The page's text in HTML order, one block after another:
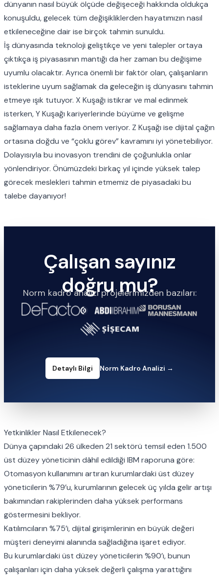
dünyanın nasıl büyük ölçüde değişeceği hakkında oldukça
konuşuldu, gelecek tüm değişikliklerden hayatımızın nasıl
etkileneceğine dair ise birçok tahmin sunuldu.
İş dünyasında teknoloji geliştikçe ve yeni talepler ortaya
çıktıkça iş piyasasının mantığı da her zaman bu değişime
uyumlu olacaktır. Ayrıca önemli bir faktör olan, çalışanların
isteklerine uyum sağlamak da geleceğin iş dünyasını tahmin
etmeye ışık tutuyor. X Kuşağı istikrar ve mal edinmek
isterken, Y Kuşağı kariyerlerinde büyüme ve gelişme
sağlamaya daha fazla önem veriyor. Z Kuşağı ise dijital çağın
ortasına doğdu ve “çoklu görev” kavramını iyi yönetebiliyor.
Dolayısıyla bu inovasyon trendini de çoğunlukla onlar
yönlendiriyor. Önümüzdeki birkaç yıl içinde yüksek talep
görecek meslekleri tahmin etmemiz de piyasadaki bu
talebe dayanıyor!
Çalışan sayınız
doğru mu?
Norm kadro analizi projelerimizden bazıları:
Detaylı Bilgi Norm Kadro Analizi →
Yetkinlikler Nasıl Etkilenecek?
Dünya çapındaki 26 ülkeden 21 sektörü temsil eden 1.500
üst düzey yöneticinin dâhil edildiği IBM raporuna göre:
Otomasyon kullanımını artıran kurumlardaki üst düzey
yöneticilerin %79’u, kurumlarının gelecek üç yılda gelir artışı
bakımından rakiplerinden daha yüksek performans
göstermesini bekliyor.
Katılımcıların %75’i, dijital girişimlerinin en büyük değeri
müşteri deneyimi alanında sağladığına işaret ediyor.
Bu kurumlardaki üst düzey yöneticilerin %90’ı, bunun
çalışanları için daha yüksek değerli çalışma yarattığını